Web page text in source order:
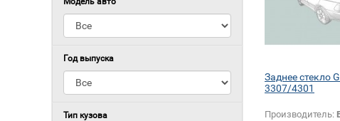
Год выпуска
Тип кузова
Заднее стекло
3307/4301
Производитель: